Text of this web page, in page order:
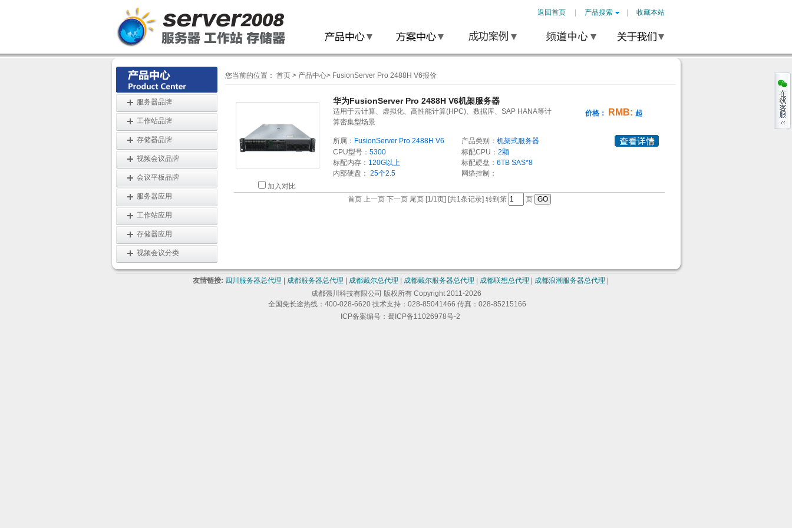
返回首页 产品搜索 收藏本站
服务器品牌
工作站品牌
存储器品牌
视频会议品牌
会议平板品牌
服务器应用
工作站应用
存储器应用
视频会议分类
您当前的位置： 首页 > 产品中心> FusionServer Pro 2488H V6报价
加入对比
华为FusionServer Pro 2488H V6机架服务器
价格： RMB: 起
适用于云计算、虚拟化、高性能计算(HPC)、数据库、SAP HANA等计
算密集型场景
所属： FusionServer Pro 2488H V6 产品类别： 机架式服务器
CPU型号： 5300 标配CPU： 2颗
标配内存： 120G以上 标配硬盘： 6TB SAS*8
内部硬盘： 25个2.5 网络控制：
首页 上一页 下一页 尾页 [1/1页] [共1条记录] 转到第 页
友情链接: 四川服务器总代理 成都服务器总代理 成都戴尔总代理 成都戴尔服务器总代理 成都联想总代理 成都浪潮服务器总代理
成都强川科技有限公司 版权所有 Copyright 2011-2026
全国免长途热线：400-028-6620 技术支持：028-85041466 传真：028-85215166
ICP备案编号：蜀ICP备11026978号-2